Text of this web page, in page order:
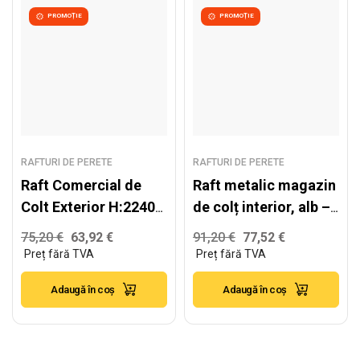
PROMOȚIE
RAFTURI DE PERETE
Raft Comercial de
Colt Exterior H:2240
W:590 – nu conține
capătul de raft
75,20€ 63,92 €
Adaugă în coș
PROMOȚIE
RAFTURI DE PERETE
Raft metalic magazin
de colț interior, alb –
H:2240mm x
L:1000mm x
W:500mm, RAL 9016
91,20€ 77,52 €
Adaugă în coș